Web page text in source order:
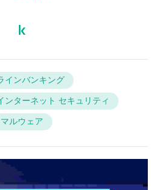
インバンキング
ンターネット セキュリティ
マルウェア